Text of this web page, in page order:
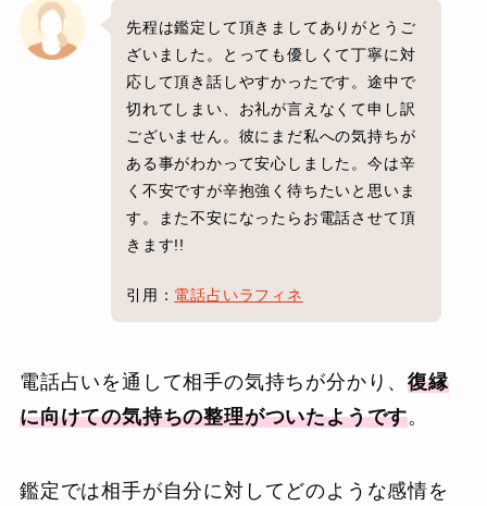
先程は鑑定して頂きましてありがとうご
ざいました。とっても優しくて丁寧に対
応して頂き話しやすかったです。途中で
切れてしまい、お礼が言えなくて申し訳
ございません。彼にまだ私への気持ちが
ある事がわかって安心しました。今は辛
く不安ですが辛抱強く待ちたいと思いま
す。また不安になったらお電話させて頂
きます!!
引用： 電話占いラフィネ
電話占いを通して相手の気持ちが分かり、復縁
に向けての気持ちの整理がついたようです。
鑑定では相手が自分に対してどのような感情を